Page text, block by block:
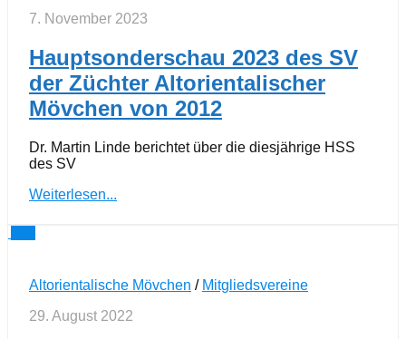
7. November 2023
Hauptsonderschau 2023 des SV
der Züchter Altorientalischer
Mövchen von 2012
Dr. Martin Linde berichtet über die diesjährige HSS
des SV
Weiterlesen...
Altorientalische Mövchen / Mitgliedsvereine
29. August 2022